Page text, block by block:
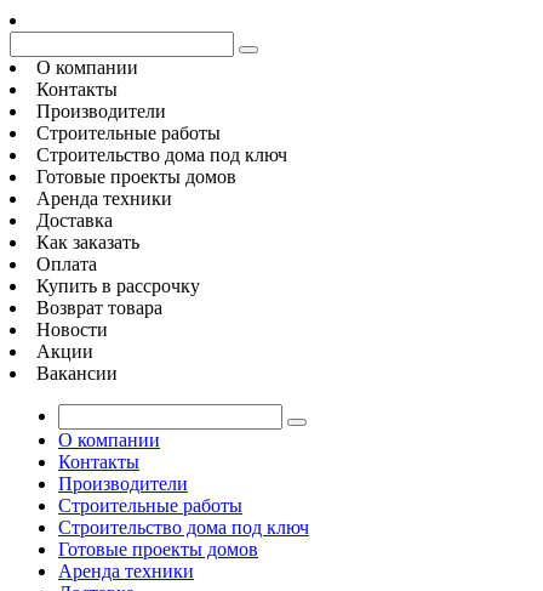
О компании
Контакты
Производители
Строительные работы
Строительство дома под ключ
Готовые проекты домов
Аренда техники
Доставка
Как заказать
Оплата
Купить в рассрочку
Возврат товара
Новости
Акции
Вакансии
О компании
Контакты
Производители
Строительные работы
Строительство дома под ключ
Готовые проекты домов
Аренда техники